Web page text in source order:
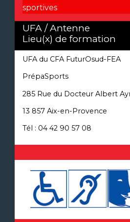
sportives
UFA / Antenne
Lieu(x) de formation
UFA du CFA FuturOsud-FEA
PrépaSports
285 Rue du Docteur Albert
13 857 Aix-en-Provence
Tél : 04 42 90 57 08